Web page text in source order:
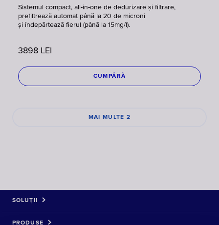
Sistemul compact, all-in-one de dedurizare și filtrare,
prefiltrează automat până la 20 de microni
și îndepărtează fierul (până la 15mg/l).
3898 LEI
CUMPĂRĂ
MAI MULTE 2
SOLUȚII
PRODUSE